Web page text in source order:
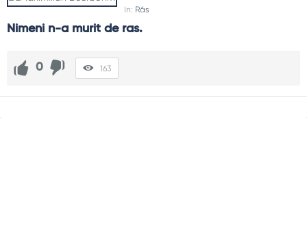
In: Râs
Nimeni n-a murit de ras.
0 163